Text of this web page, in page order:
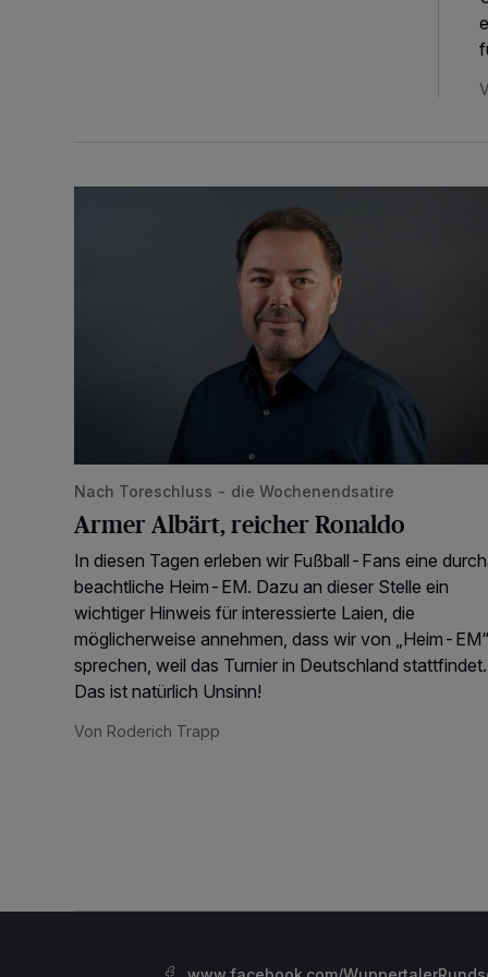
Nach Toreschluss - die Wochenendsatire
Armer Albärt, reicher Ronaldo
In diesen Tagen erleben wir Fußball-Fans eine
beachtliche Heim-EM. Dazu an dieser Stelle ein
wichtiger Hinweis für interessierte Laien, die
möglicherweise annehmen, dass wir von „Heim-EM“
sprechen, weil das Turnier in Deutschland stattfindet.
Das ist natürlich Unsinn!
Von Roderich Trapp